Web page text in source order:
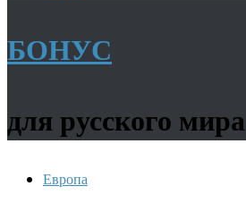
БОНУС
для русского мира
Европа